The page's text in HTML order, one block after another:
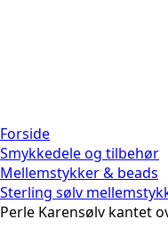
Forside
Smykkedele og tilbehør
Mellemstykker & beads
Sterling sølv
Perle Karensølv kantet